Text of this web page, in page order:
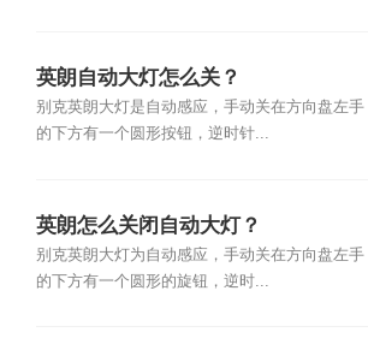
英朗自动大灯怎么关？
别克英朗大灯是自动感应，手动关在方向盘左手
的下方有一个圆形按钮，逆时针...
英朗怎么关闭自动大灯？
别克英朗大灯为自动感应，手动关在方向盘左手
的下方有一个圆形的旋钮，逆时...